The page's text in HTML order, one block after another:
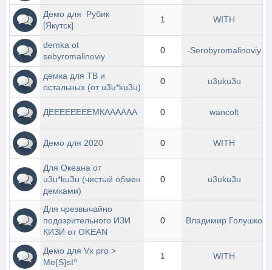
Демо для  Рубик
[Якутск]
1 WITH
demka ot
sebyromalinoviy
0 -Serobyromalinoviy
демка для ТВ и
остальных (от u3u*ku3u)
0 u3uku3u
ДЕЕЕЕЕЕЕЕМКАААААА 0 wancolt
Демо для 2020 0 WITH
Для Океана от
u3u*ku3u (чистый обмен
демками)
0 u3uku3u
Для чрезвычайно
подозрительного ИЗИ
КИЗИ от OKEAN
0 Владимир Голушко
Демо для Vx pro >
Me{S}sI^
1 WITH